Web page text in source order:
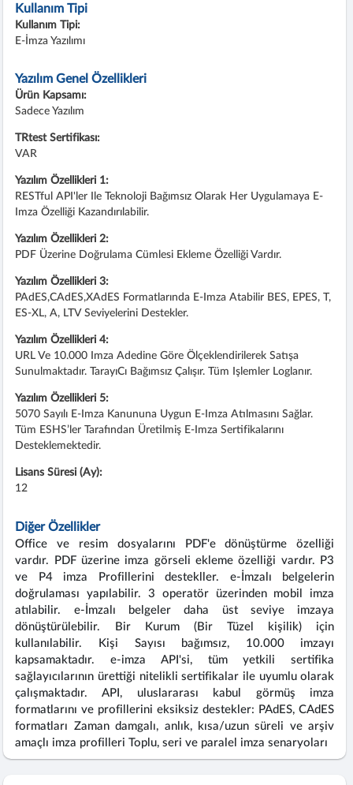
Kullanım Tipi
Kullanım Tipi:
E-İmza Yazılımı
Yazılım Genel Özellikleri
Ürün Kapsamı:
Sadece Yazılım
TRtest Sertifikası:
VAR
Yazılım Özellikleri 1:
RESTful API'ler Ile Teknoloji Bağımsız Olarak Her Uygulamaya E-
Imza Özelliği Kazandırılabilir.
Yazılım Özellikleri 2:
PDF Üzerine Doğrulama Cümlesi Ekleme Özelliği Vardır.
Yazılım Özellikleri 3:
PAdES,CAdES,XAdES Formatlarında E-Imza Atabilir BES, EPES, T,
ES-XL, A, LTV Seviyelerini Destekler.
Yazılım Özellikleri 4:
URL Ve 10.000 Imza Adedine Göre Ölçeklendirilerek Satışa
Sunulmaktadır. TarayıCı Bağımsız Çalışır. Tüm Işlemler Loglanır.
Yazılım Özellikleri 5:
5070 Sayılı E-Imza Kanununa Uygun E-Imza Atılmasını Sağlar.
Tüm ESHS’ler Tarafından Üretilmiş E-Imza Sertifikalarını
Desteklemektedir.
Lisans Süresi (Ay):
12
Diğer Özellikler
Office ve resim dosyalarını PDF'e dönüştürme özelliği
vardır. PDF üzerine imza görseli ekleme özelliği vardır. P3
ve P4 imza Profillerini destekller. e-İmzalı belgelerin
doğrulaması yapılabilir. 3 operatör üzerinden mobil imza
atılabilir. e-İmzalı belgeler daha üst seviye imzaya
dönüştürülebilir. Bir Kurum (Bir Tüzel kişilik) için
kullanılabilir. Kişi Sayısı bağımsız, 10.000 imzayı
kapsamaktadır. e-imza API'si, tüm yetkili sertifika
sağlayıcılarının ürettiği nitelikli sertifikalar ile uyumlu olarak
çalışmaktadır. API, uluslararası kabul görmüş imza
formatlarını ve profillerini eksiksiz destekler: PAdES, CAdES
formatları Zaman damgalı, anlık, kısa/uzun süreli ve arşiv
amaçlı imza profilleri Toplu, seri ve paralel imza senaryoları